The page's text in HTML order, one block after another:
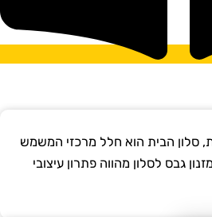
סלון הבית הוא חלל מרכזי המשמש
גבס לסלון מהווה פתרון עיצובי